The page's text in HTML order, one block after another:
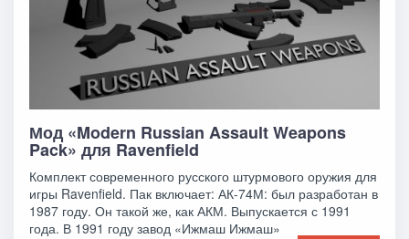
Мод «Modern Russian Assault Weapons
Pack» для Ravenfield
Комплект современного русского штурмового оружия для
игры Ravenfield. Пак включает: АК-74М: был разработан в
1987 году. Он такой же, как АКМ. Выпускается с 1991
года. В 1991 году завод «Ижмаш Ижмаш»